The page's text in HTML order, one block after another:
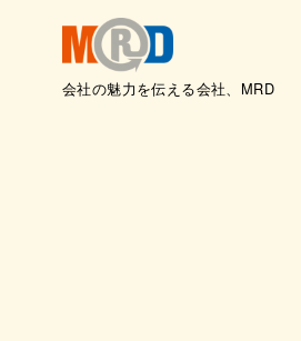
会社の魅力を伝える会社、MRD